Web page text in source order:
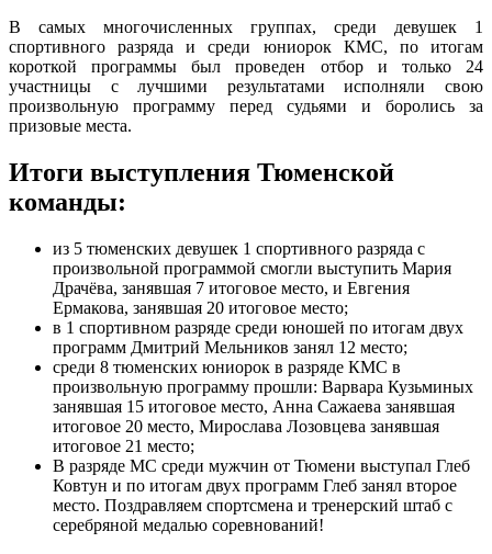
В самых многочисленных группах, среди девушек 1
спортивного разряда и среди юниорок КМС, по итогам
короткой программы был проведен отбор и только 24
участницы с лучшими результатами исполняли свою
произвольную программу перед судьями и боролись за
призовые места.
Итоги выступления Тюменской
команды:
из 5 тюменских девушек 1 спортивного разряда с
произвольной программой смогли выступить Мария
Драчёва, занявшая 7 итоговое место, и Евгения
Ермакова, занявшая 20 итоговое место;
в 1 спортивном разряде среди юношей по итогам двух
программ Дмитрий Мельников занял 12 место;
среди 8 тюменских юниорок в разряде КМС в
произвольную программу прошли: Варвара Кузьминых
занявшая 15 итоговое место, Анна Сажаева занявшая
итоговое 20 место, Мирослава Лозовцева занявшая
итоговое 21 место;
В разряде МС среди мужчин от Тюмени выступал Глеб
Ковтун и по итогам двух программ Глеб занял второе
место. Поздравляем спортсмена и тренерский штаб с
серебряной медалью соревнований!